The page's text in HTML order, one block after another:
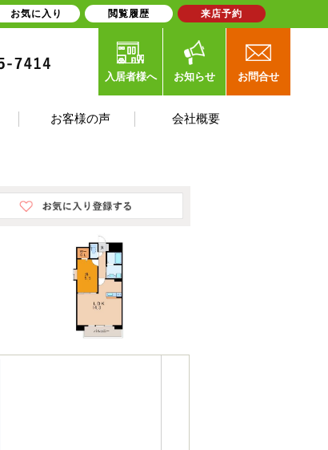
入居者様へ お知らせ お問合せ
お客様の声 会社概要
お気に入り 閲覧履歴 来店予約